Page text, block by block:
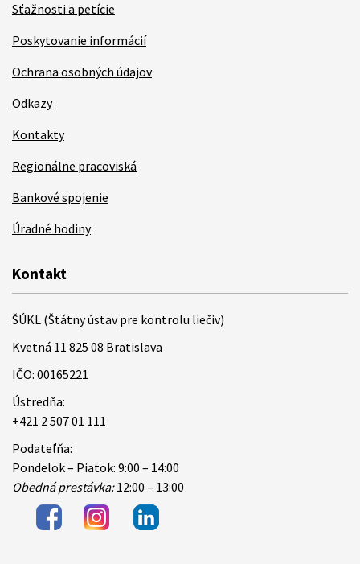
Sťažnosti a petície
Poskytovanie informácií
Ochrana osobných údajov
Odkazy
Kontakty
Regionálne pracoviská
Bankové spojenie
Úradné hodiny
Kontakt
ŠÚKL (Štátny ústav pre kontrolu liečiv)
Kvetná 11 825 08 Bratislava
IČO: 00165221
Ústredňa:
+421 2 507 01 111
Podateľňa:
Pondelok – Piatok: 9:00 – 14:00
Obedná prestávka:12:00 – 13:00